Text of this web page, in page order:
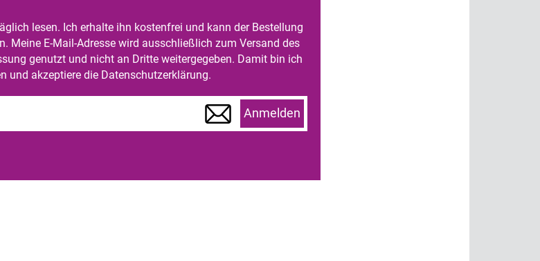
lesen. Ich erhalte ihn kostenfrei und kann der Bestellung
Meine E-Mail-Adresse wird ausschließlich zum Versand des
genutzt und nicht an Dritte weitergegeben. Damit bin ich
und akzeptiere die Datenschutzerklärung.
Anmelden